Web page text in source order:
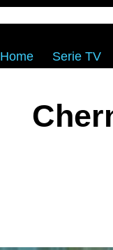
Home Serie TV